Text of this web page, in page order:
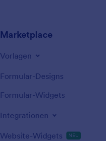
Marketplace
Vorlagen
Formular-Designs
Formular-Widgets
Integrationen
Website-Widgets NEU